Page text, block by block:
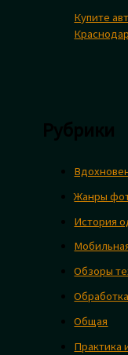
Купите
Жанры
История
Обзоры
Общая
Практика